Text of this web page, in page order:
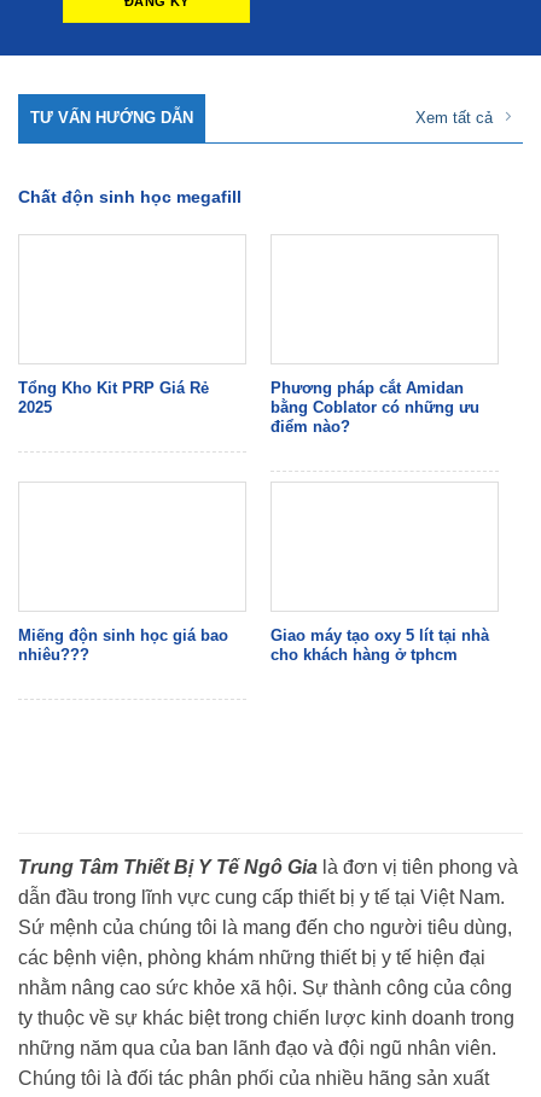
TƯ VẤN HƯỚNG DẪN Xem tất cả
Chất độn sinh học megafill
Tổng Kho Kit PRP Giá Rẻ
2025
Phương pháp cắt Amidan
bằng Coblator có những ưu
điểm nào?
Miếng độn sinh học giá bao
nhiêu???
Giao máy tạo oxy 5 lít tại nhà
cho khách hàng ở tphcm
Trung Tâm Thiết Bị Y Tế Ngô Gia là đơn vị tiên phong và
dẫn đầu trong lĩnh vực cung cấp thiết bị y tế tại Việt Nam.
Sứ mệnh của chúng tôi là mang đến cho người tiêu dùng,
các bệnh viện, phòng khám những thiết bị y tế hiện đại
nhằm nâng cao sức khỏe xã hội. Sự thành công của công
ty thuộc về sự khác biệt trong chiến lược kinh doanh trong
những năm qua của ban lãnh đạo và đội ngũ nhân viên.
Chúng tôi là đối tác phân phối của nhiều hãng sản xuất